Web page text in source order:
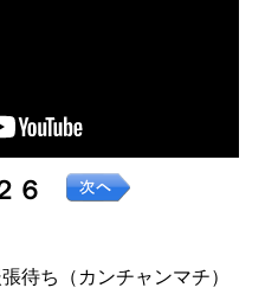
６
待ち（カンチャンマチ）